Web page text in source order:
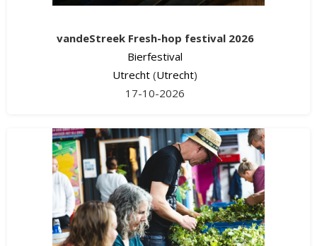
vandeStreek Fresh-hop festival 2026
Bierfestival
Utrecht (Utrecht)
17-10-2026